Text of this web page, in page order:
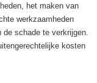
het maken van
werkzaamheden
schade te verkrijgen.
kosten